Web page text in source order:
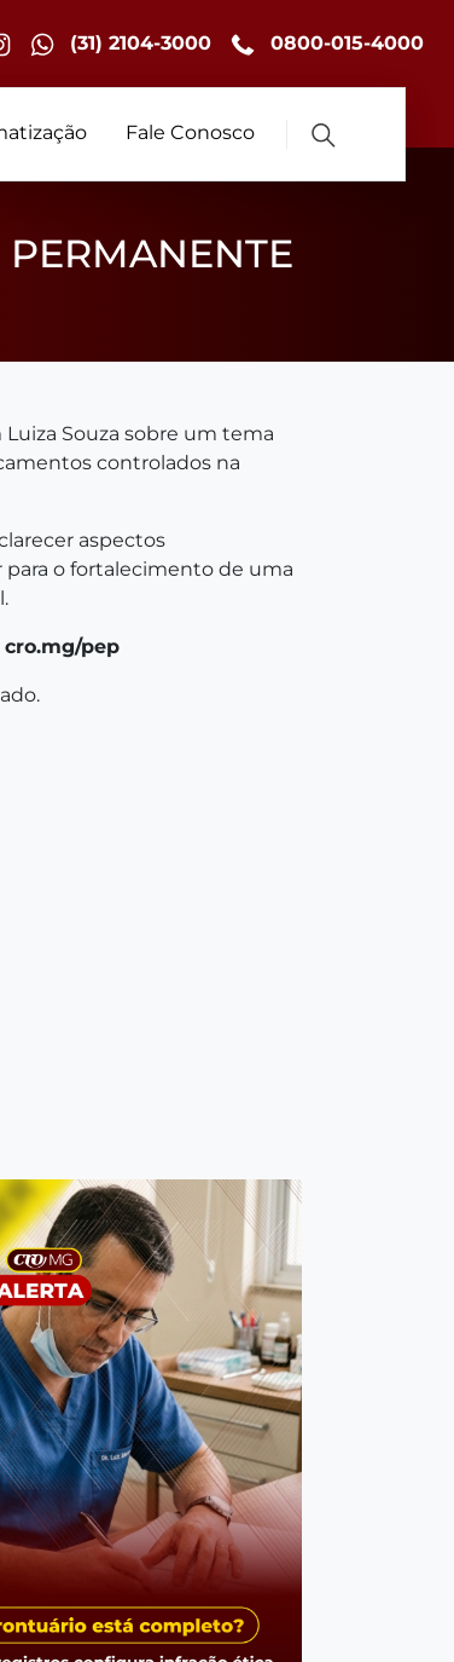
(31) 2104-3000 0800-015-4000
Fale Conosco
Luiza Souza sobre um tema
controlados na
aspectos
o fortalecimento de uma
cro.mg/pep